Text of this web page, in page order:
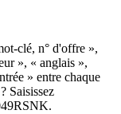
clé, n° d'offre »,
», « anglais »,
» entre chaque
Saisissez